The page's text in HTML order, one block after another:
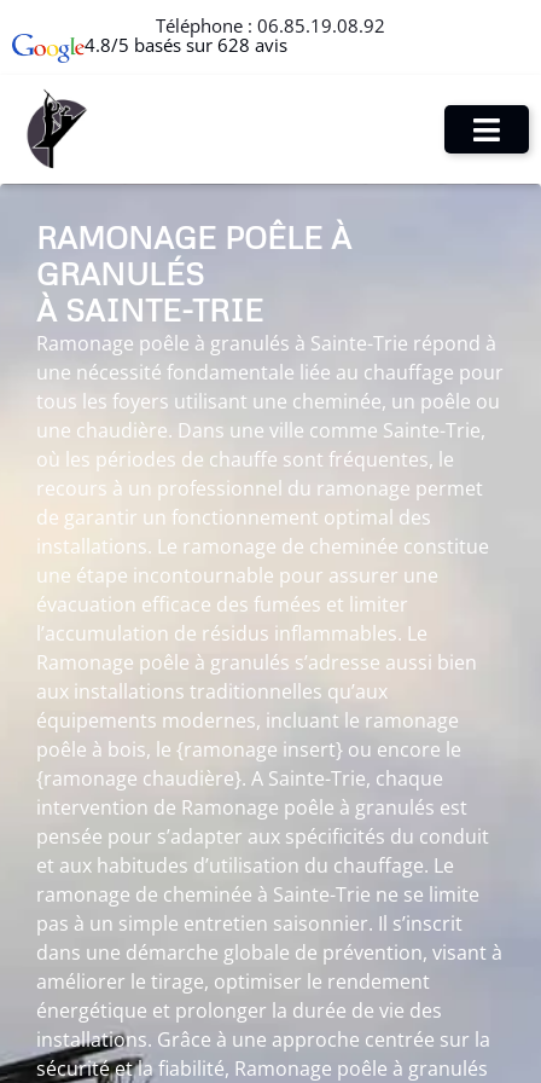
Téléphone : 06.85.19.08.92
4.8/5 basés sur 628 avis
RAMONAGE POÊLE À
GRANULÉS
À SAINTE-TRIE
Ramonage poêle à granulés à Sainte-Trie répond à
une nécessité fondamentale liée au chauffage pour
tous les foyers utilisant une cheminée, un poêle ou
une chaudière. Dans une ville comme Sainte-Trie,
où les périodes de chauffe sont fréquentes, le
recours à un professionnel du ramonage permet
de garantir un fonctionnement optimal des
installations. Le ramonage de cheminée constitue
une étape incontournable pour assurer une
évacuation efficace des fumées et limiter
l’accumulation de résidus inflammables. Le
Ramonage poêle à granulés s’adresse aussi bien
aux installations traditionnelles qu’aux
équipements modernes, incluant le ramonage
poêle à bois, le {ramonage insert} ou encore le
{ramonage chaudière}. A Sainte-Trie, chaque
intervention de Ramonage poêle à granulés est
pensée pour s’adapter aux spécificités du conduit
et aux habitudes d’utilisation du chauffage. Le
ramonage de cheminée à Sainte-Trie ne se limite
pas à un simple entretien saisonnier. Il s’inscrit
dans une démarche globale de prévention, visant à
améliorer le tirage, optimiser le rendement
énergétique et prolonger la durée de vie des
installations. Grâce à une approche centrée sur la
sécurité et la fiabilité, Ramonage poêle à granulés